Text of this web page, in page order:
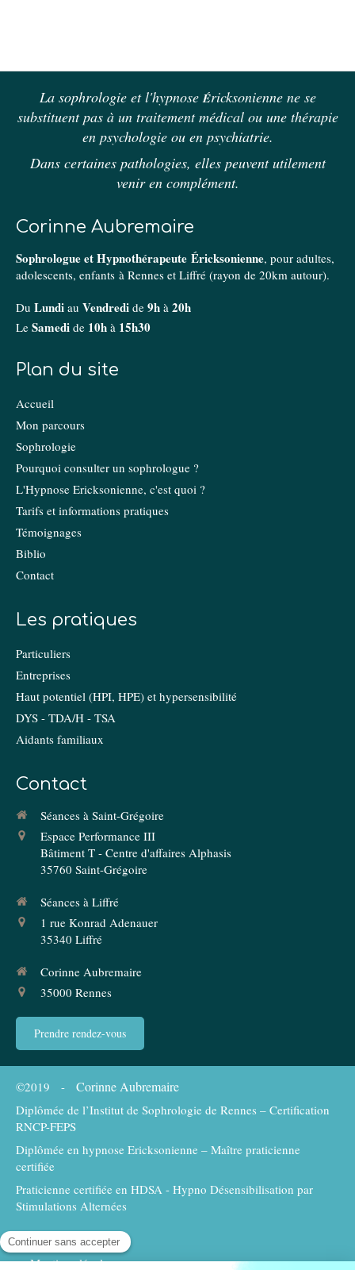
La sophrologie et l'hypnoseÉricksonienne ne se
substituent pas à un traitement médical ou une thérapie
en psychologie ou en psychiatrie.
Dans certaines pathologies, elles peuvent utilement
venir en complément.
Corinne Aubremaire
Sophrologue et Hypnothérapeute Éricksonienne, pour adultes,
adolescents, enfants à Rennes et Liffré (rayon de 20km autour).
Du Lundi au Vendredi de 9h à 20h
Le Samedi de 10h à 15h30
Plan du site
Accueil
Mon parcours
Sophrologie
Pourquoi consulter un sophrologue ?
L'Hypnose Ericksonienne, c'est quoi ?
Tarifs et informations pratiques
Témoignages
Biblio
Contact
Les pratiques
Particuliers
Entreprises
Haut potentiel (HPI, HPE) et hypersensibilité
DYS - TDA/H - TSA
Aidants familiaux
Contact
Séances à Saint-Grégoire
Espace Performance III
Bâtiment T - Centre d'affaires Alphasis
35760 Saint-Grégoire
Séances à Liffré
1 rue Konrad Adenauer
35340 Liffré
Corinne Aubremaire
35000 Rennes
Prendre rendez-vous
©2019 - Corinne Aubremaire
Diplômée de l’Institut de Sophrologie de Rennes – Certification
RNCP-FEPS
Diplômée en hypnose Ericksonienne – Maître praticienne
certifiée
Praticienne certifiée en HDSA - Hypno Désensibilisation par
Stimulations Alternées
Plan du site
Mentions légales